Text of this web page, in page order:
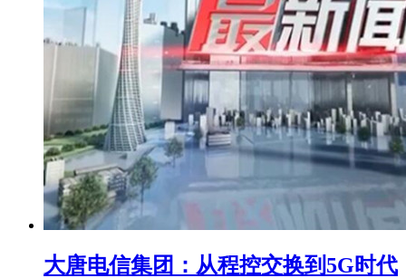
大唐电信集团：从程控交换到5G时代